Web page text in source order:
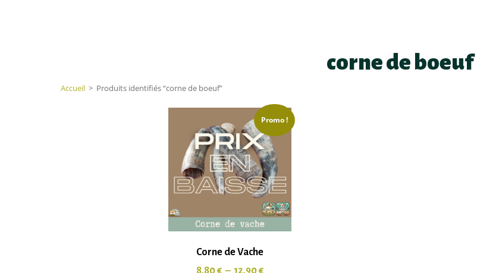
corne de boeuf
Accueil > Produits identifiés “corne de boeuf”
Promo !
Corne de Vache
8,80€ – 12,90€